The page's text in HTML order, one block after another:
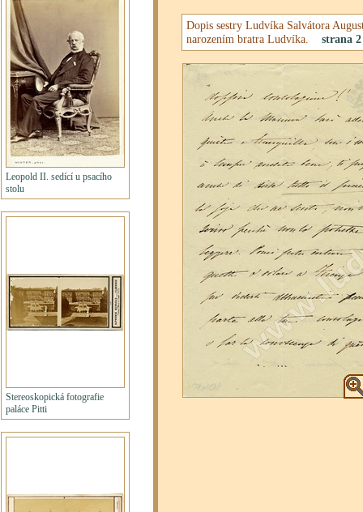
Dopis sestry Ludvíka Salvátora
narozením bratra Ludvíka. strana